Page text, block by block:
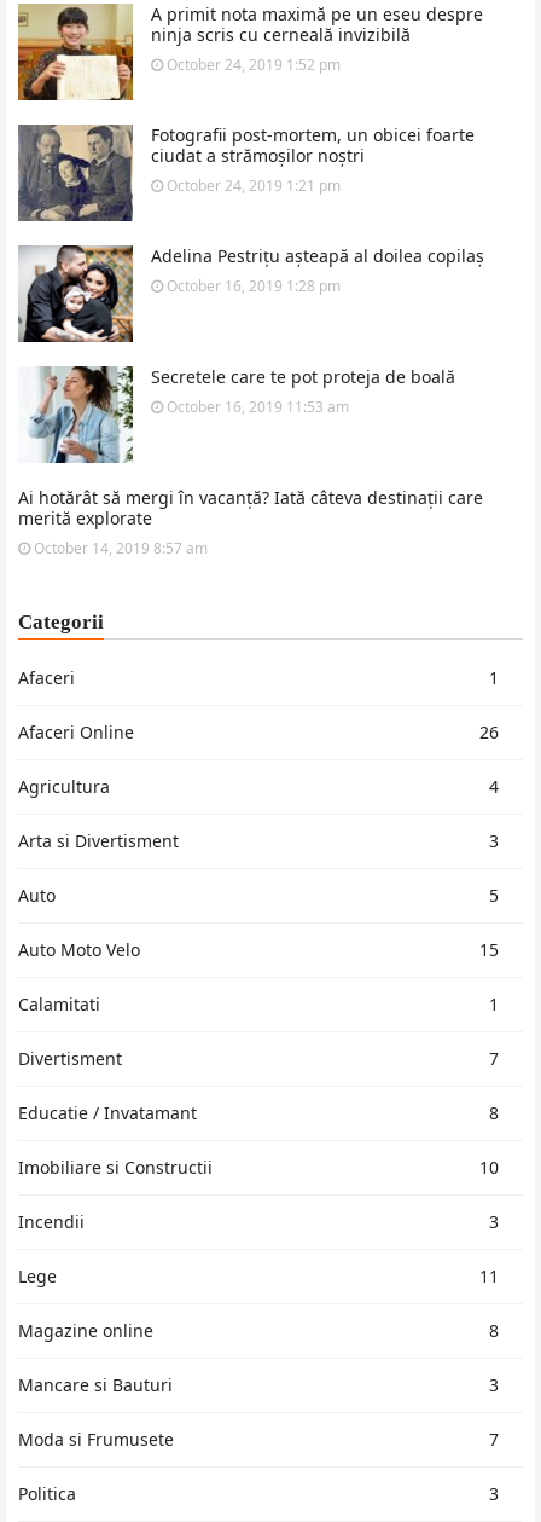
A primit nota maximă pe un eseu despre
ninja scris cu cerneală invizibilă
October 24, 2019 1:52 pm
Fotografii post-mortem, un obicei foarte
ciudat a strămoșilor noștri
October 24, 2019 1:21 pm
Adelina Pestrițu așteapă al doilea copilaș
October 16, 2019 1:28 pm
Secretele care te pot proteja de boală
October 16, 2019 11:53 am
Ai hotărât să mergi în vacanță? Iată câteva destinații care
merită explorate
October 14, 2019 8:57 am
Categorii
Afaceri 1
Afaceri Online 26
Agricultura 4
Arta si Divertisment 3
Auto 5
Auto Moto Velo 15
Calamitati 1
Divertisment 7
Educatie / Invatamant 8
Imobiliare si Constructii 10
Incendii 3
Lege 11
Magazine online 8
Mancare si Bauturi 3
Moda si Frumusete 7
Politica 3